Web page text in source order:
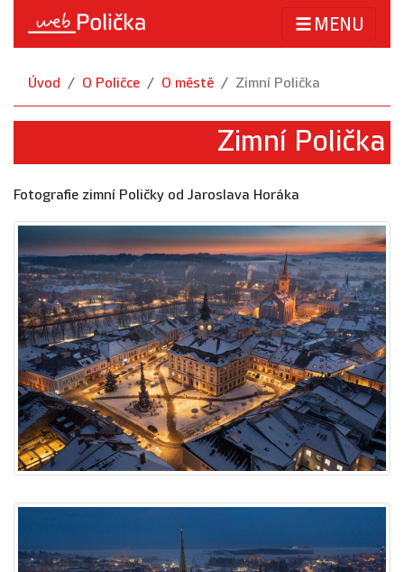
MENU
Úvod O Poličce O městě Zimní Polička
Zimní Polička
Fotografie zimní Poličky od Jaroslava Horáka